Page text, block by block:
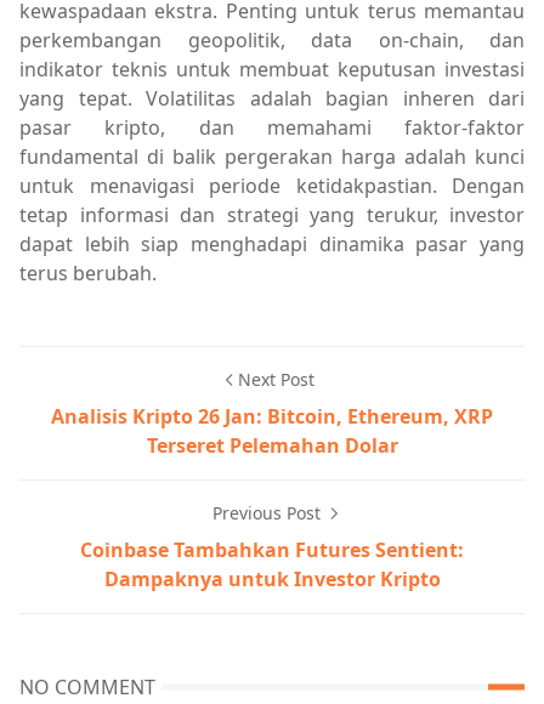
kewaspadaan ekstra. Penting untuk terus memantau
perkembangan geopolitik, data on-chain, dan
indikator teknis untuk membuat keputusan investasi
yang tepat. Volatilitas adalah bagian inheren dari
pasar kripto, dan memahami faktor-faktor
fundamental di balik pergerakan harga adalah kunci
untuk menavigasi periode ketidakpastian. Dengan
tetap informasi dan strategi yang terukur, investor
dapat lebih siap menghadapi dinamika pasar yang
terus berubah.
Next Post
Analisis Kripto 26 Jan: Bitcoin, Ethereum, XRP
Terseret Pelemahan Dolar
Previous Post
Coinbase Tambahkan Futures Sentient:
Dampaknya untuk Investor Kripto
NO COMMENT